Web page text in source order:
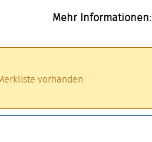
Mehr Informationen:
vorhanden